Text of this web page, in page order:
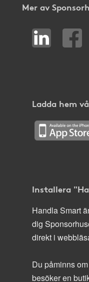
Mer av
Ladda hem
Installera
Handla Smart
dig
direkt i
Du påminns
besöker en